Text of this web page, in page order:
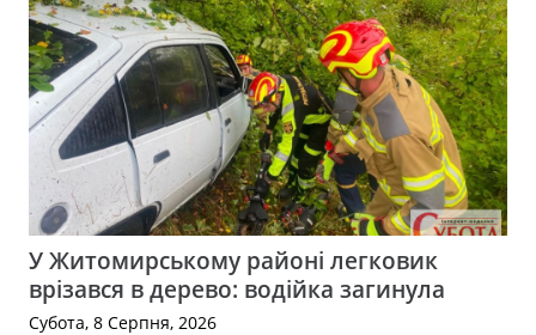
У Житомирському районі легковик
врізався в дерево: водійка загинула
Субота, 8 Серпня, 2026